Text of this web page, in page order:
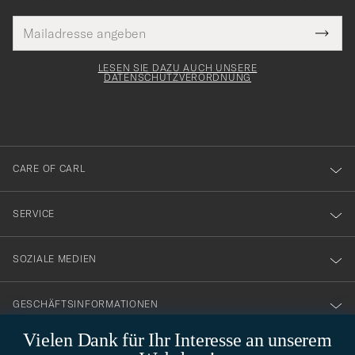
Vielen Dank für Ihr Interesse an unserem
Mail
Adresse
Tack
för
dig
till
vårt
nyhetsbrev!
LESEN SIE DAZU AUCH UNSERE
DATENSCHUTZVERORDNUNG
CARE OF CARL
SERVICE
SOZIALE MEDIEN
GESCHÄFTSINFORMATIONEN